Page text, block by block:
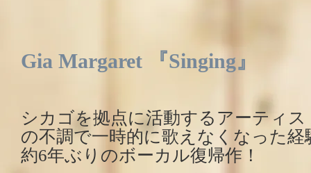
Gia Margaret 『Singing』
シカゴを拠点に活動するアーティス
の不調で一時的に歌えなくなった
約6年ぶりのボーカル復帰作！